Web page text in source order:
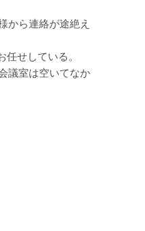
から連絡が途絶え
せしている。
議室は空いてなか